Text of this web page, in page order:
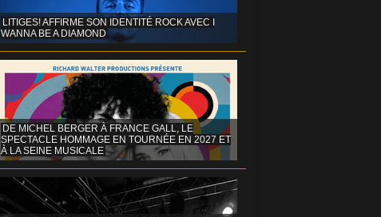
LITIGES! AFFIRME SON IDENTITÉ ROCK AVEC I
WANNA BE A DIAMOND
DE MICHEL BERGER À FRANCE GALL, LE
SPECTACLE HOMMAGE EN TOURNÉE EN 2027 ET
À LA SEINE MUSICALE